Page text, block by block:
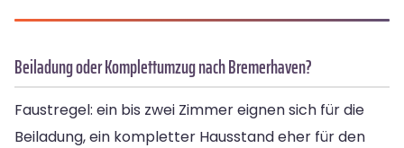
Beiladung oder Komplettumzug nach Bremer­haven?
Faustregel: ein bis zwei Zimmer eignen sich für die
Beiladung, ein kompletter Hausstand eher für den